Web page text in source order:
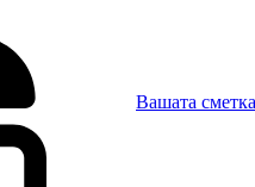
Вашата сметка